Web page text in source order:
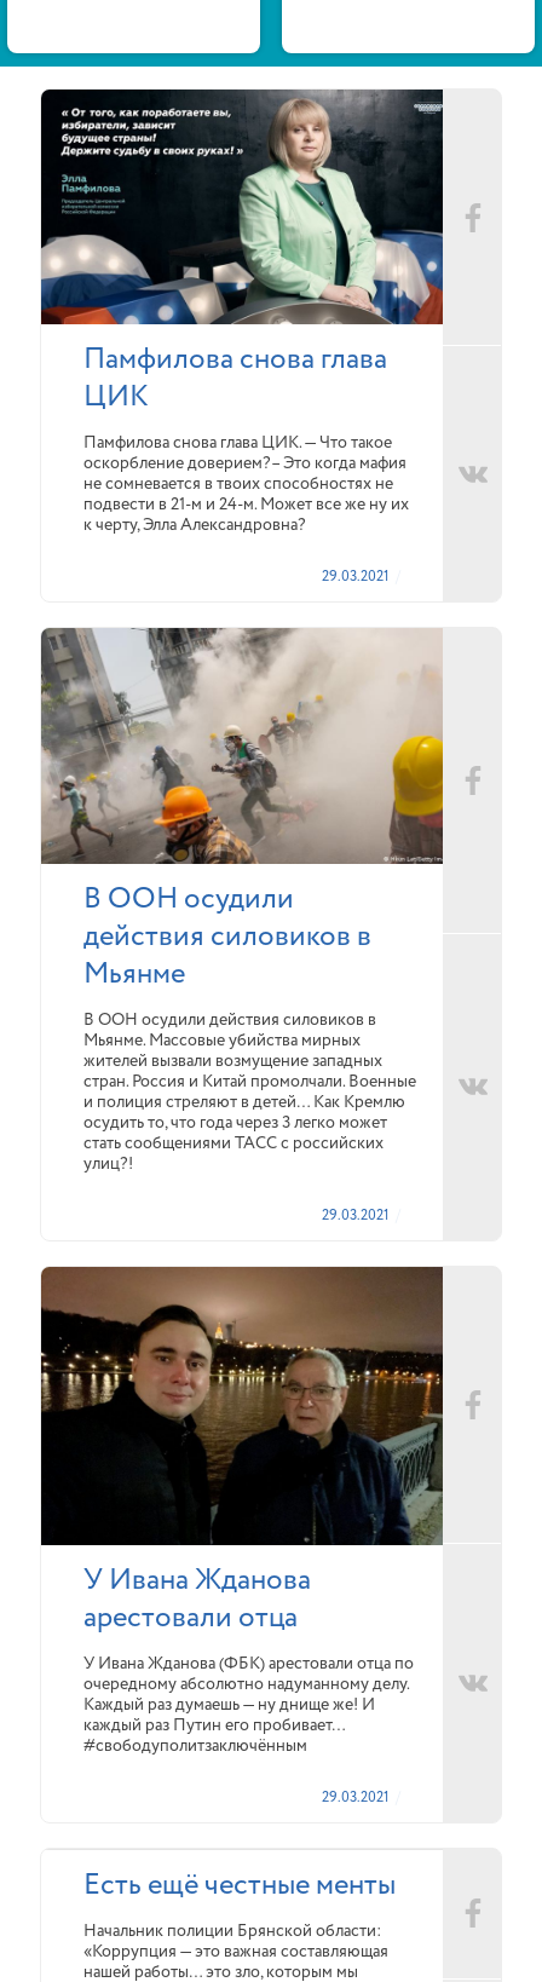
Памфилова снова глава
ЦИК
Памфилова снова глава ЦИК. — Что такое
оскорбление доверием?– Это когда мафия
не сомневается в твоих способностях не
подвести в 21-м и 24-м. Может все же ну их
к черту, Элла Александровна?
29.03.2021
В ООН осудили
действия силовиков в
Мьянме
В ООН осудили действия силовиков в
Мьянме. Массовые убийства мирных
жителей вызвали возмущение западных
стран. Россия и Китай промолчали. Военные
и полиция стреляют в детей… Как Кремлю
осудить то, что года через 3 легко может
стать сообщениями ТАСС с российских
улиц?!
29.03.2021
У Ивана Жданова
арестовали отца
У Ивана Жданова (ФБК) арестовали отца по
очередному абсолютно надуманному делу.
Каждый раз думаешь — ну днище же! И
каждый раз Путин его пробивает…
#свободуполитзаключённым
29.03.2021
Есть ещё честные менты
Начальник полиции Брянской области:
«Коррупция — это важная составляющая
нашей работы… это зло, которым мы